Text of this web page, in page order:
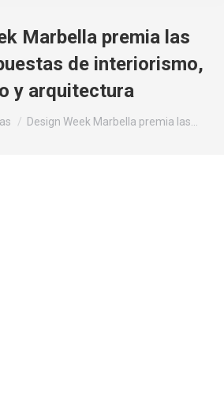
Marbella premia las
de interiorismo,
y arquitectura
Design Week Marbella premia las…